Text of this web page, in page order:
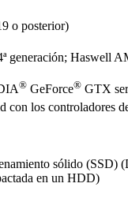
o posterior)
generación; Haswell
® GeForce® GTX
con los controladores
sólido (SSD)
en un HDD)